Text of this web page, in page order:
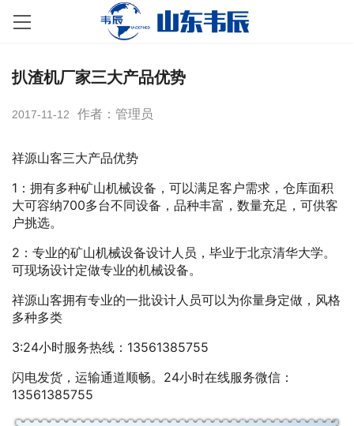
扒渣机厂家三大产品优势
2017-11-12 作者：管理员
祥源山客三大产品优势
1：拥有多种矿山机械设备，可以满足客户需求，仓库面积
大可容纳700多台不同设备，品种丰富，数量充足，可供客
户挑选。
2：专业的矿山机械设备设计人员，毕业于北京清华大学。
可现场设计定做专业的机械设备。
祥源山客拥有专业的一批设计人员可以为你量身定做，风格
多种多类
3:24小时服务热线：13561385755
闪电发货，运输通道顺畅。24小时在线服务微信：
13561385755